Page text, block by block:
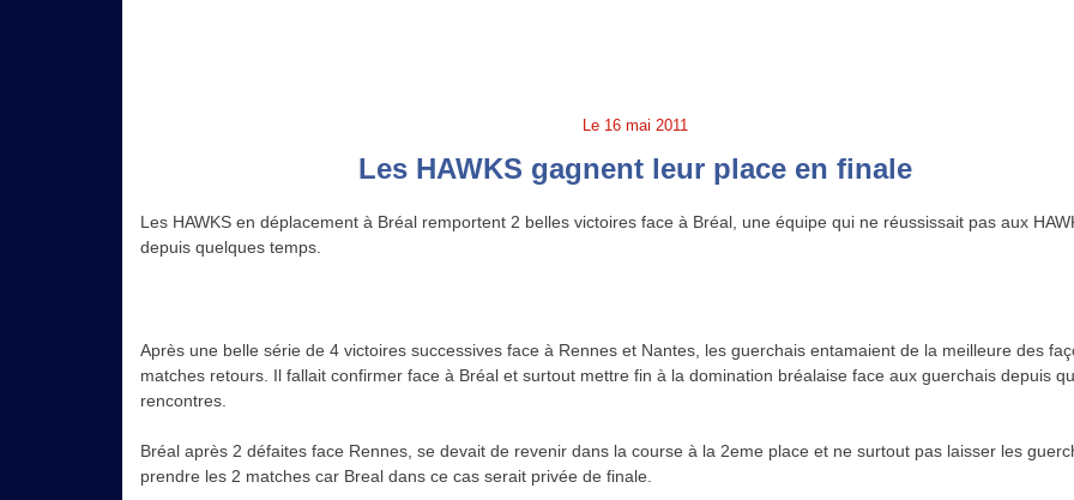
Le 16 mai 2011
Les HAWKS gagnent leur place en finale
Les HAWKS en déplacement à Bréal remportent 2 belles victoires face à Bréal, une équipe qui ne réussissait pas aux
depuis quelques temps.
Après une belle série de 4 victoires successives face à Rennes et Nantes, les guerchais entamaient de la meilleure des
matches retours. Il fallait confirmer face à Bréal et surtout mettre fin à la domination bréalaise face aux guerchais depuis
rencontres.
Bréal après 2 défaites face Rennes, se devait de revenir dans la course à la 2eme place et ne surtout pas laisser les
prendre les 2 matches car Breal dans ce cas serait privée de finale.